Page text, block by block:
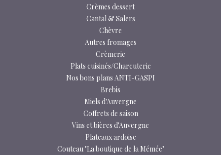
Crèmes dessert
Cantal & Salers
Chèvre
Autres fromages
Crèmerie
Plats cuisinés/Charcuterie
Nos bons plans ANTI-GASPI
Brebis
Miels d'Auvergne
Coffrets de saison
Vins et bières d'Auvergne
Plateaux ardoise
Couteau "La boutique de la Mémée"